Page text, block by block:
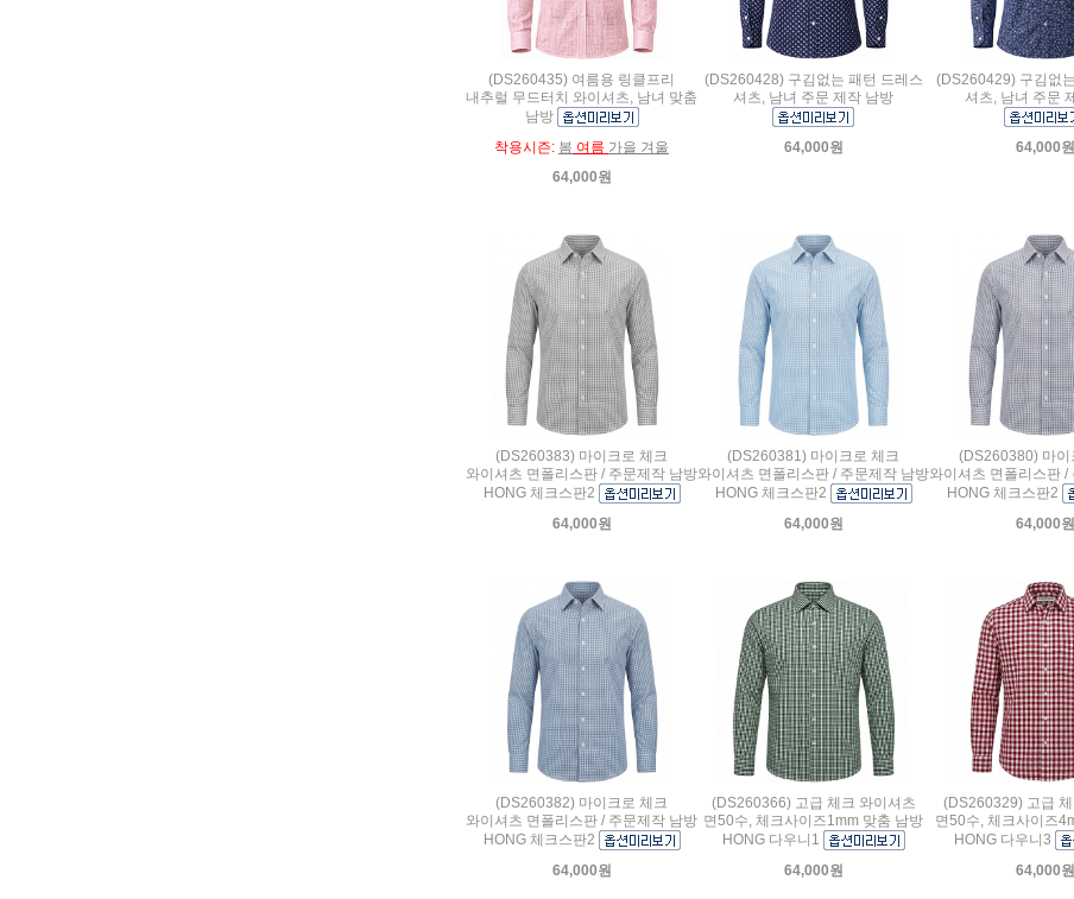
(DS260435) 여름용 링클프리
내추럴 무드터치 와이셔츠, 남녀 맞춤
남방
착용시즌: 봄 여름 가을 겨울
64,000원
(DS260428) 구김없는 패턴 드레스
셔츠, 남녀 주문 제작 남방
64,000원
(DS260429) 구김없
셔츠, 남녀 주문
64,000원
(DS260383) 마이크로 체크
와이셔츠 면폴리스판 / 주문제작 남방
HONG 체크스판2
64,000원
(DS260381) 마이크로 체크
와이셔츠 면폴리스판 / 주문제작 남방
HONG 체크스판2
64,000원
(DS260380) 마이
와이셔츠 면폴리스판 /
HONG 체크스판2
64,000원
(DS260382) 마이크로 체크
와이셔츠 면폴리스판 / 주문제작 남방
HONG 체크스판2
64,000원
(DS260366) 고급 체크 와이셔츠
면50수, 체크사이즈1mm 맞춤 남방
HONG 다우니1
64,000원
(DS260329) 고급
면50수, 체크사이즈
HONG 다우니3
64,000원